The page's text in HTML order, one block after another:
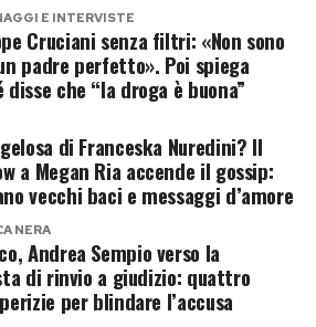
coordinati (co-ords)
chemisier (abiti a camicia) si
ufficiali dell’estate: chic in
mattino al cocktail.
oltre il solito bianco
rimane il riflettore naturale
i raggi solari, la moda
più sofisticate. La
spinge forte sulle tonalità
E INTERVISTE
Cruciani senza filtri: «Non sono
padre perfetto». Poi spiega
disse che “la droga è buona”
di Franceska Nuredini? Il
a Megan Ria accende il gossip:
vecchi baci e messaggi d’amore
NERA
Andrea Sempio verso la
di rinvio a giudizio: quattro
per blindare l’accusa